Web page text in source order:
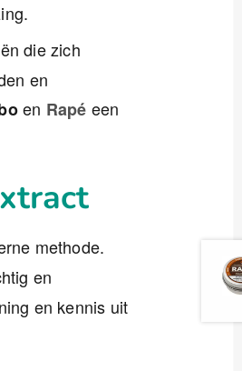
die zich
en
en Rapé een
methode.
en
en kennis uit